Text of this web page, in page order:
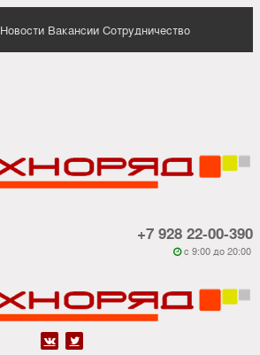
Новости Вакансии Сотрудничество
+7 928 22-00-390
 c 9:00 до 20:00
 